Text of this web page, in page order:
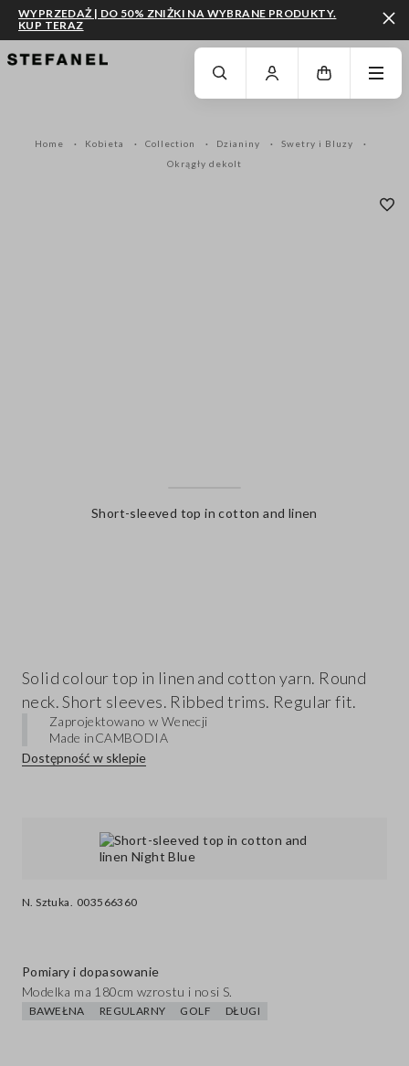
PRZEJDŹ DO GŁÓWNEJ TREŚCI PRZEWIŃ NA DÓŁ STRONY
WYPRZEDAŻ | DO 50% ZNIŻKI NA WYBRANE PRODUKTY.
KUP TERAZ
Home Kobieta Collection Dzianiny
Swetry i Bluzy
Okrągły dekolt
Short-sleeved top in cotton and linen
N. Sztuka. 003566360
Solid colour top in linen and cotton yarn. Round
neck. Short sleeves. Ribbed trims. Regular fit.
Zaprojektowano w Wenecji
Made inCAMBODIA
Dostępność w sklepie
Pomiary i dopasowanie
Modelka ma 180cm wzrostu i nosi S.
BAWEŁNA REGULARNY GOLF DŁUGI